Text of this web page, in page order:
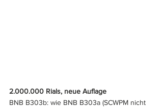
2.000.000 Rials, neue Auflage
BNB B303b: wie BNB B303a (SCWPM nicht